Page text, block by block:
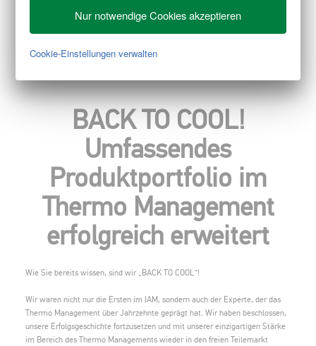
BACK TO COOL!
Umfassendes
Produktportfolio im
Thermo Management
erfolgreich erweitert
Wie Sie bereits wissen, sind wir „BACK TO COOL“!
Wir waren nicht nur die Ersten im IAM, sondern auch der Experte, der das
Thermo Management über Jahrzehnte geprägt hat. Wir haben beschlossen,
unsere Erfolgsgeschichte fortzusetzen und mit unserer einzigartigen Stärke
im Bereich des Thermo Managements wieder in den freien Teilemarkt
Nur notwendige Cookies akzeptieren
Cookie-Einstellungen verwalten